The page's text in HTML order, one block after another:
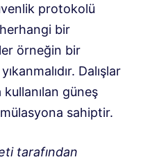
protokolü
bir
örneğin bir
Dalışlar
kullanılan güneş
sahiptir.
tarafından